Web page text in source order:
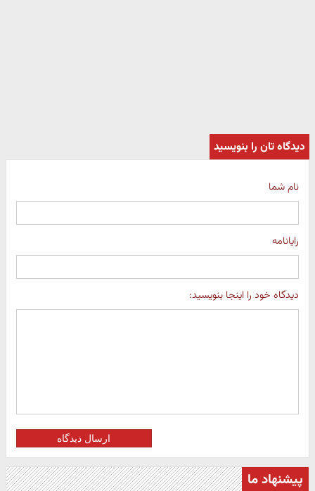
دیدگاه تان را بنویسید
نام شما
رایانامه
دیدگاه خود را اینجا بنویسید:
ارسال دیدگاه
پیشنهاد ما